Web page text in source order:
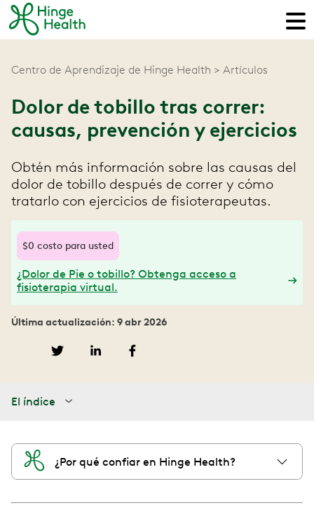
Centro de Aprendizaje de Hinge Health Artículos
Dolor de tobillo tras correr:
causas, prevención y ejercicios
Obtén más información sobre las causas del
dolor de tobillo después de correr y cómo
tratarlo con ejercicios de fisioterapeutas.
$0 costo para usted
¿Dolor de Pie o tobillo? Obtenga acceso a
fisioterapia virtual.
Última actualización: 9 abr 2026
El índice
¿Por qué confiar en Hinge Health?